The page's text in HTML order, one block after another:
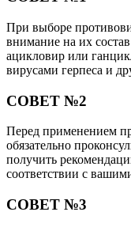
При выборе
внимание на их
ацикловир или
вирусами герпеса и
СОВЕТ №2
Перед применением
обязательно
получить
соответствии с
СОВЕТ №3